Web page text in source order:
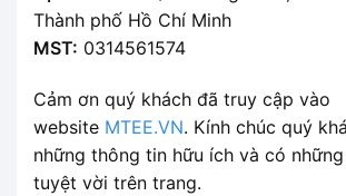
Thành phố Hồ Chí Minh
MST: 0314561574
Cảm ơn quý khách đã truy cập vào
website MTEE.VN. Kính chúc quý
những thông tin hữu ích và có
tuyệt vời trên trang.